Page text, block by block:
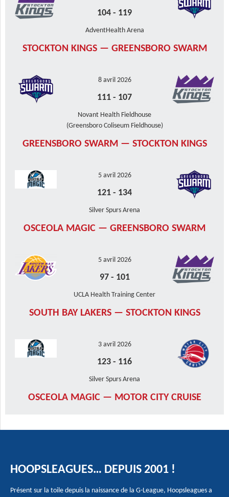
104 - 119
AdventHealth Arena
STOCKTON KINGS — GREENSBORO SWARM
8 avril 2026
111 - 107
Novant Health Fieldhouse
(Greensboro Coliseum Fieldhouse)
GREENSBORO SWARM — STOCKTON KINGS
5 avril 2026
121 - 134
Silver Spurs Arena
OSCEOLA MAGIC — GREENSBORO SWARM
5 avril 2026
97- 101
UCLA Health Training Center
SOUTH BAY LAKERS — STOCKTON KINGS
3 avril 2026
123 - 116
Silver Spurs Arena
OSCEOLA MAGIC — MOTOR CITY CRUISE
HOOPSLEAGUES… DEPUIS 2001 !
Présent sur la toile depuis la naissance de la G-League, Hoopsleagues a